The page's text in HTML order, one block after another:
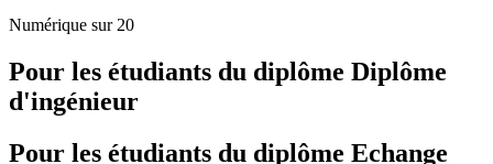
Numérique sur 20
Pour les étudiants du diplôme Diplôme
d'ingénieur
Pour les étudiants du diplôme Echange